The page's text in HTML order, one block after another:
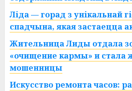
Ліда — горад з унікальнай
спадчына, якая застаецца
Жительница Лиды отдала
«очищение кармы» и стала
мошенницы
Искусство ремонта часов: